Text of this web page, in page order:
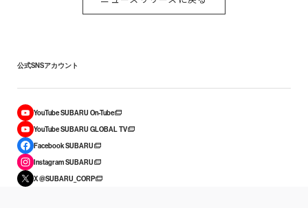
公式SNSアカウント
YouTube SUBARU On-Tube
YouTube SUBARU GLOBAL TV
Facebook SUBARU
Instagram SUBARU
X @SUBARU_CORP